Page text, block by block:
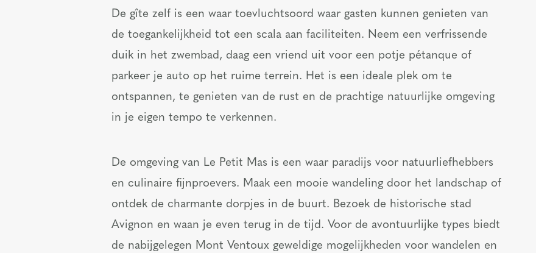
De gîte zelf is een waar toevluchtsoord waar gasten kunnen genieten van
de toegankelijkheid tot een scala aan faciliteiten. Neem een verfrissende
duik in het zwembad, daag een vriend uit voor een potje pétanque of
parkeer je auto op het ruime terrein. Het is een ideale plek om te
ontspannen, te genieten van de rust en de prachtige natuurlijke omgeving
in je eigen tempo te verkennen.
De omgeving van Le Petit Mas is een waar paradijs voor natuurliefhebbers
en culinaire fijnproevers. Maak een mooie wandeling door het landschap of
ontdek de charmante dorpjes in de buurt. Bezoek de historische stad
Avignon en waan je even terug in de tijd. Voor de avontuurlijke types biedt
de nabijgelegen Mont Ventoux geweldige mogelijkheden voor wandelen en